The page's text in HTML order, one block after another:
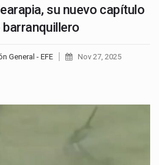
su nuevo capítulo
General - EFE Nov 27, 2025